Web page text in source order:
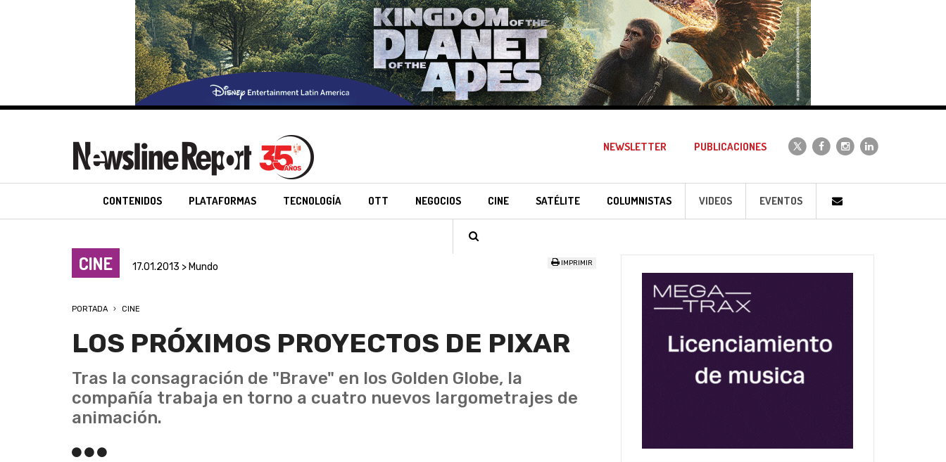
NEWSLETTER PUBLICACIONES
CONTENIDOS PLATAFORMAS TECNOLOGÍA OTT NEGOCIOS CINE SATÉLITE COLUMNISTAS VIDEOS EVENTOS
CINE 17.01.2013 > Mundo IMPRIMIR
PORTADA CINE
LOS PRÓXIMOS PROYECTOS DE PIXAR
Tras la consagración de "Brave" en los Golden Globe, la
compañía trabaja en torno a cuatro nuevos largometrajes de
animación.